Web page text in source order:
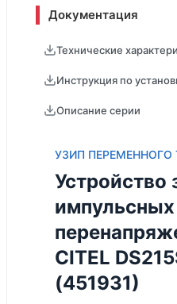
Документация
Технические
Инструкция по
Описание серии
УЗИП ПЕРЕМЕННОГО
Устройство
импульсных
CITEL
(451931)